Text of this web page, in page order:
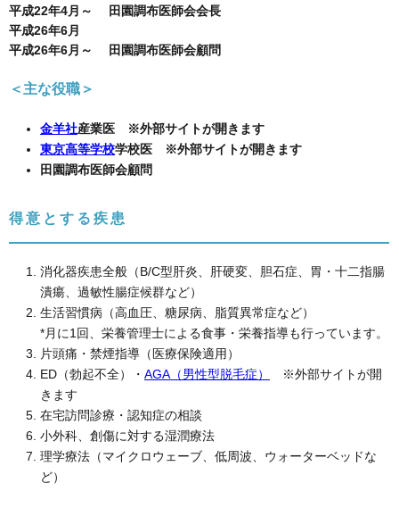
平成22年4月～
平成26年6月
田園調布医師会会長
平成26年6月～ 田園調布医師会顧問
＜主な役職＞
金羊社産業医 ※外部サイトが開きます
東京高等学校学校医 ※外部サイトが開きます
田園調布医師会顧問
得意とする疾患
消化器疾患全般（B/C型肝炎、肝硬変、胆石症、胃・十二指腸
潰瘍、過敏性腸症候群など）
生活習慣病（高血圧、糖尿病、脂質異常症など）
*月に1回、栄養管理士による食事・栄養指導も行っています。
片頭痛・禁煙指導（医療保険適用）
ED（勃起不全）・ AGA（男性型脱毛症）
※外部サイトが開
きます
在宅訪問診療・認知症の相談
小外科、創傷に対する湿潤療法
理学療法（マイクロウェーブ、低周波、ウォーターベッドな
ど）